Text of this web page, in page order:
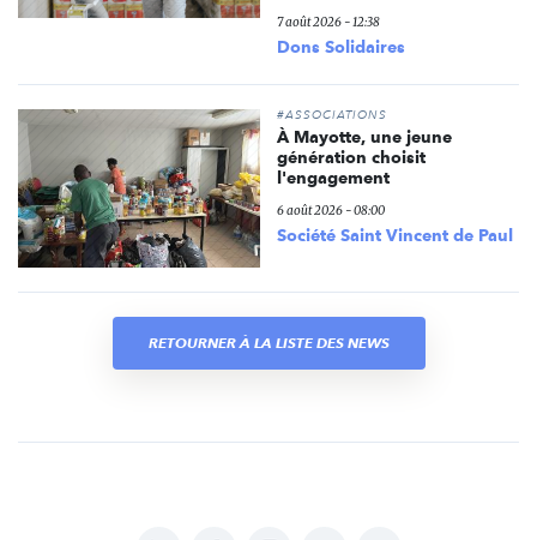
7 août 2026 - 12:38
Dons Solidaires
#ASSOCIATIONS
À Mayotte, une jeune
génération choisit
l'engagement
6 août 2026 - 08:00
Société Saint Vincent de Paul
RETOURNER À LA LISTE DES NEWS